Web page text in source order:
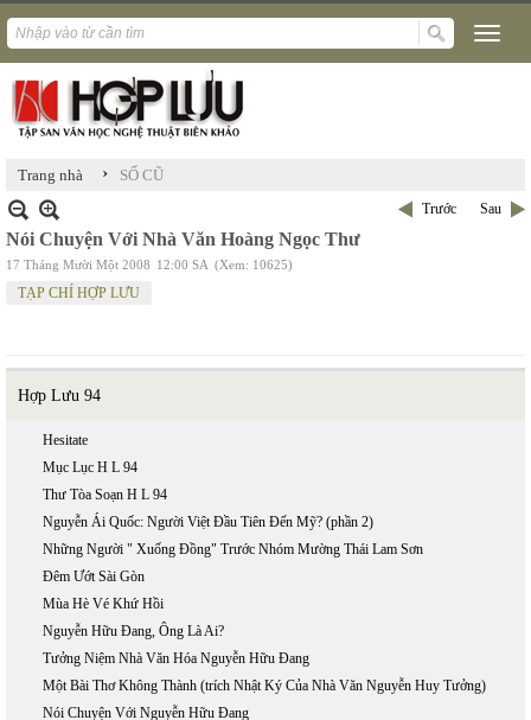
Trang nhà › SỐ CŨ
Trước Sau
Nói Chuyện Với Nhà Văn Hoàng Ngọc Thư
17 Tháng Mười Một 2008 12:00 SA (Xem: 10625)
TẠP CHÍ HỢP LƯU
Hợp Lưu 94
Hesitate
Mục Lục H L 94
Thư Tòa Soạn H L 94
Nguyễn Ái Quốc: Người Việt Đầu Tiên Đến Mỹ? (phần 2)
Những Người " Xuống Đồng" Trước Nhóm Mường Thái Lam Sơn
Đêm Ướt Sài Gòn
Mùa Hè Vé Khứ Hồi
Nguyễn Hữu Đang, Ông Là Ai?
Tưởng Niệm Nhà Văn Hóa Nguyễn Hữu Đang
Một Bài Thơ Không Thành (trích Nhật Ký Của Nhà Văn Nguyễn Huy Tưởng)
Nói Chuyện Với Nguyễn Hữu Đang